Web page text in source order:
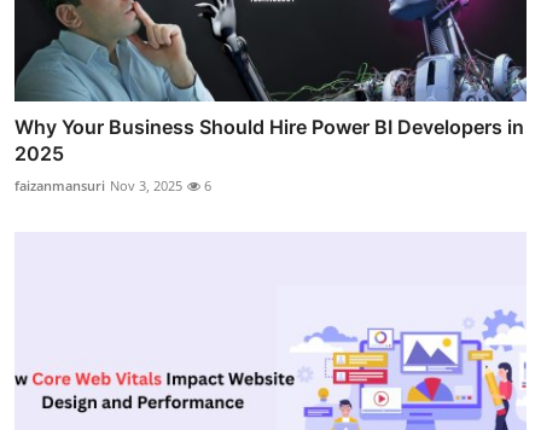
Why Your Business Should Hire Power BI Developers in
2025
faizanmansuri Nov 3, 2025 6